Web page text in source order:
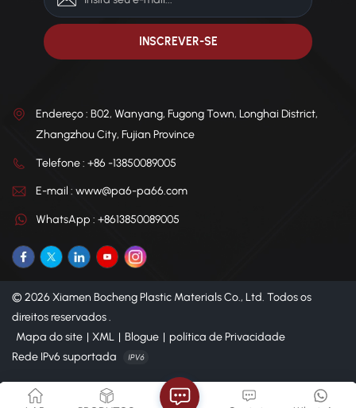
Endereço : B02, Wanyang, Fugong Town, Longhai District,
Zhangzhou City, Fujian Province
Telefone : +86 -13850089005
E-mail : www@pa6-pa66.com
WhatsApp : +8613850089005
© 2026 Xiamen Bocheng Plastic Materials Co., Ltd. Todos os
direitos reservados .
Mapa do site | XML | Blogue | política de Privacidade
Rede IPv6 suportada